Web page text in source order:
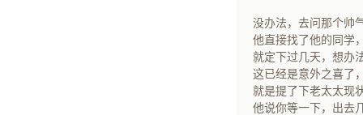
没办法，去问那个帅
他直接找了他的同学
就定下过几天，想办
这已经是意外之喜了
就是提了下老太太现
他说你等一下，出去